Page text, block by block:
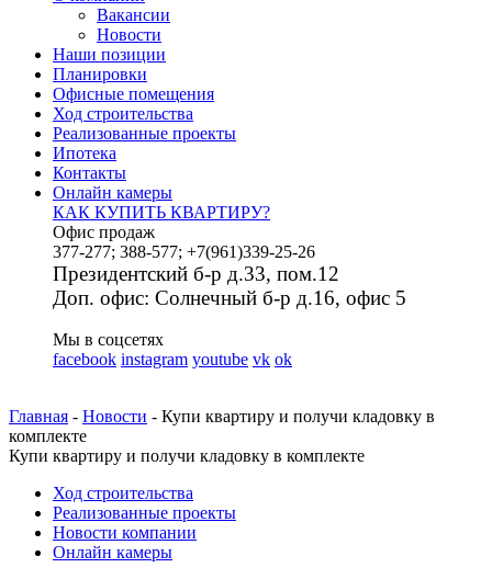
Вакансии
Новости
Наши позиции
Планировки
Офисные помещения
Ход строительства
Реализованные проекты
Ипотека
Контакты
Онлайн камеры
КАК КУПИТЬ КВАРТИРУ?
Офис продаж
377-277; 388-577; +7(961)339-25-26
Президентский б-р д.33, пом.12
Доп. офис: Солнечный б-р д.16, офис 5
Мы в соцсетях
facebook instagram youtube vk ok
Главная - Новости - Купи квартиру и получи кладовку в
комплекте
Купи квартиру и получи кладовку в комплекте
Ход строительства
Реализованные проекты
Новости компании
Онлайн камеры